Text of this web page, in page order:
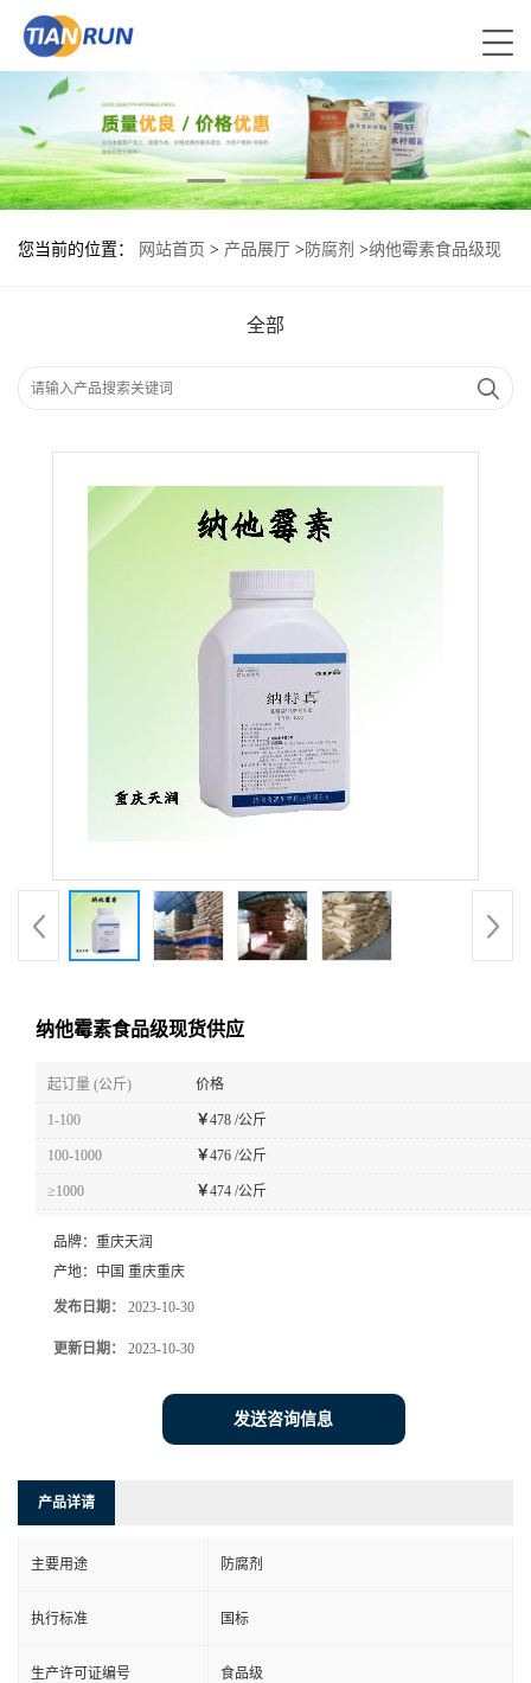
您当前的位置： 网站首页 > 产品展厅 >防腐剂 >纳他霉素食品级现
全部
纳他霉素食品级现货供应
起订量 (公斤) 价格
1-100 ￥478 /公斤
100-1000 ￥476 /公斤
≥1000 ￥474 /公斤
品牌： 重庆天润
产地： 中国 重庆重庆
发布日期： 2023-10-30
更新日期： 2023-10-30
发送咨询信息
产品详请
主要用途 防腐剂
执行标准 国标
生产许可证编号 食品级